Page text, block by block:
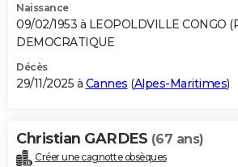
Naissance
09/02/1953 à LEOPOLDVILLE CONGO
DEMOCRATIQUE
Décès
29/11/2025 à Cannes (Alpes-Maritimes)
Christian GARDES (67 ans)
Créer une cagnotte obsèques